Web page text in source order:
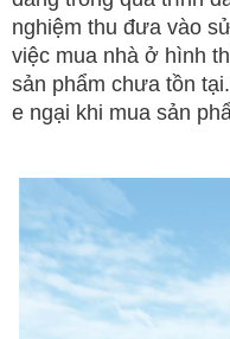
nghiệm thu đưa vào
việc mua nhà ở hình
sản phẩm chưa tồn
e ngại khi mua sản